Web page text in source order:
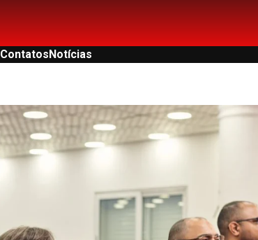
ContatosNotícias